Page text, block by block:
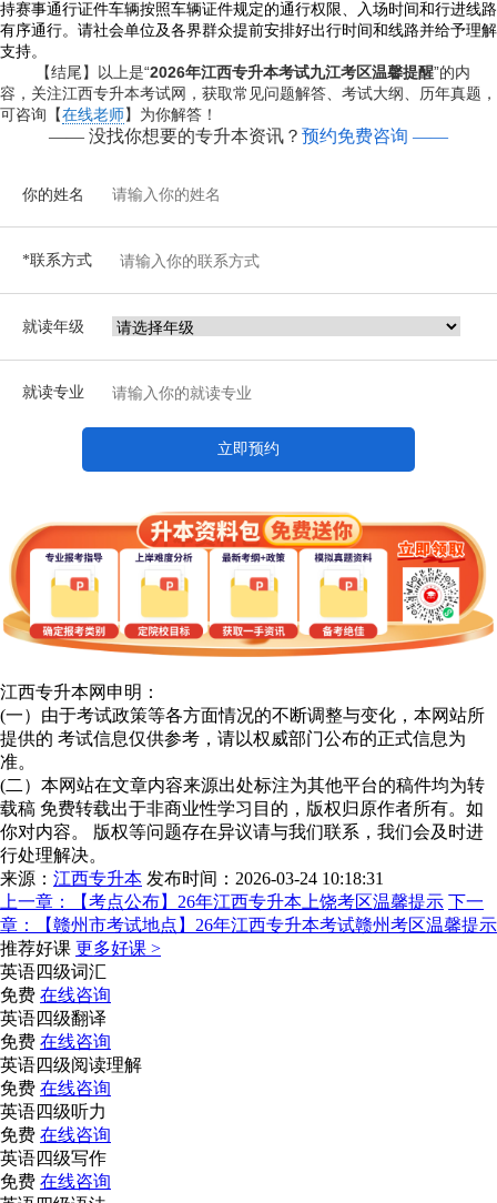
持赛事通行证件车辆按照车辆证件规定的通行权限、入场时间和行进线路
有序通行。请社会单位及各界群众提前安排好出行时间和线路并给予理解
支持。
【结尾】以上是“2026年江西专升本考试九江考区温馨提醒”的内
容，关注江西专升本考试网，获取常见问题解答、考试大纲、历年真题，
可咨询【在线老师】为你解答！
—— 没找你想要的专升本资讯？ 预约免费咨询 ——
你的姓名
*联系方式
就读年级
就读专业
立即预约
江西专升本网申明：
(一）由于考试政策等各方面情况的不断调整与变化，本网站所
提供的 考试信息仅供参考，请以权威部门公布的正式信息为
准。
(二）本网站在文章内容来源出处标注为其他平台的稿件均为转
载稿 免费转载出于非商业性学习目的，版权归原作者所有。如
你对内容。 版权等问题存在异议请与我们联系，我们会及时进
行处理解决。
来源： 江西专升本 发布时间：2026-03-24 10:18:31
上一章：
【考点公布】26年江西专升本上饶考区温馨提示 下一
章：
【赣州市考试地点】26年江西专升本考试赣州考区温馨提示
推荐好课 更多好课 >
英语四级词汇
免费 在线咨询
英语四级翻译
免费 在线咨询
英语四级阅读理解
免费 在线咨询
英语四级听力
免费 在线咨询
英语四级写作
免费 在线咨询